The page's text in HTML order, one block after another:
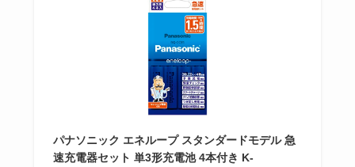
パナソニック エネループ スタンダードモデル 急
速充電器セット 単3形充電池 4本付き K-